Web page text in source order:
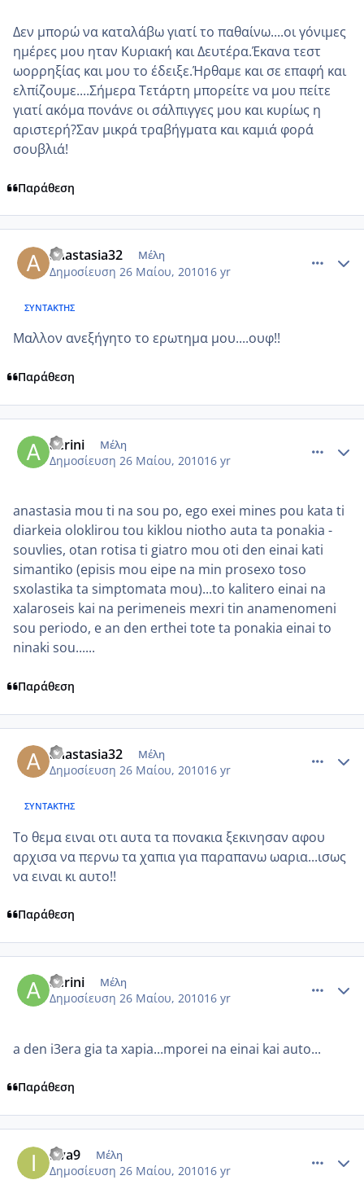
Δεν μπορώ να καταλάβω γιατί το παθαίνω....οι γόνιμες
ημέρες μου ηταν Κυριακή και Δευτέρα.Έκανα τεστ
ωορρηξίας και μου το έδειξε.Ήρθαμε και σε επαφή και
ελπίζουμε....Σήμερα Τετάρτη μπορείτε να μου πείτε
γιατί ακόμα πονάνε οι σάλπιγγες μου και κυρίως η
αριστερή?Σαν μικρά τραβήγματα και καμιά φορά
σουβλιά!
Παράθεση
anastasia32 Μέλη
Δημοσίευση 26 Μαίου, 201016 yr
ΣΥΝΤΆΚΤΗΣ
Μαλλον ανεξήγητο το ερωτημα μου....ουφ!!
Παράθεση
aerini Μέλη
Δημοσίευση 26 Μαίου, 201016 yr
anastasia mou ti na sou po, ego exei mines pou kata ti
diarkeia oloklirou tou kiklou niotho auta ta ponakia -
souvlies, otan rotisa ti giatro mou oti den einai kati
simantiko (episis mou eipe na min prosexo toso
sxolastika ta simptomata mou)...to kalitero einai na
xalaroseis kai na perimeneis mexri tin anamenomeni
sou periodo, e an den erthei tote ta ponakia einai to
ninaki sou......
Παράθεση
anastasia32 Μέλη
Δημοσίευση 26 Μαίου, 201016 yr
ΣΥΝΤΆΚΤΗΣ
Το θεμα ειναι οτι αυτα τα πονακια ξεκινησαν αφου
αρχισα να περνω τα χαπια για παραπανω ωαρια...ισως
να ειναι κι αυτο!!
Παράθεση
aerini Μέλη
Δημοσίευση 26 Μαίου, 201016 yr
a den i3era gia ta xapia...mporei na einai kai auto...
Παράθεση
irva9 Μέλη
Δημοσίευση 26 Μαίου, 201016 yr